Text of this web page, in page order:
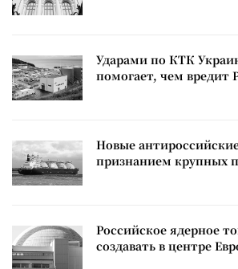
Ударами по КТК
помогает, чем вредит
Новые
признанием крупных
Российское ядерное
создавать в центре